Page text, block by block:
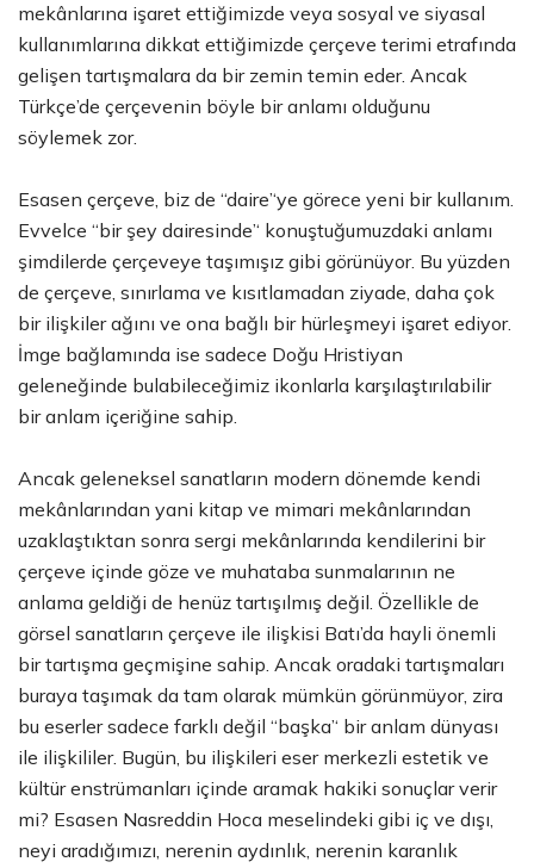
mekânlarına işaret ettiğimizde veya sosyal ve siyasal
kullanımlarına dikkat ettiğimizde çerçeve terimi etrafında
gelişen tartışmalara da bir zemin temin eder. Ancak
Türkçe’de çerçevenin böyle bir anlamı olduğunu
söylemek zor.
Esasen çerçeve, biz de ‘‘daire’‘ye görece yeni bir kullanım.
Evvelce ‘‘bir şey dairesinde’‘ konuştuğumuzdaki anlamı
şimdilerde çerçeveye taşımışız gibi görünüyor. Bu yüzden
de çerçeve, sınırlama ve kısıtlamadan ziyade, daha çok
bir ilişkiler ağını ve ona bağlı bir hürleşmeyi işaret ediyor.
İmge bağlamında ise sadece Doğu Hristiyan
geleneğinde bulabileceğimiz ikonlarla karşılaştırılabilir
bir anlam içeriğine sahip.
Ancak geleneksel sanatların modern dönemde kendi
mekânlarından yani kitap ve mimari mekânlarından
uzaklaştıktan sonra sergi mekânlarında kendilerini bir
çerçeve içinde göze ve muhataba sunmalarının ne
anlama geldiği de henüz tartışılmış değil. Özellikle de
görsel sanatların çerçeve ile ilişkisi Batı’da hayli önemli
bir tartışma geçmişine sahip. Ancak oradaki tartışmaları
buraya taşımak da tam olarak mümkün görünmüyor, zira
bu eserler sadece farklı değil ‘‘başka’‘ bir anlam dünyası
ile ilişkililer. Bugün, bu ilişkileri eser merkezli estetik ve
kültür enstrümanları içinde aramak hakiki sonuçlar verir
mi? Esasen Nasreddin Hoca meselindeki gibi iç ve dışı,
neyi aradığımızı, nerenin aydınlık, nerenin karanlık